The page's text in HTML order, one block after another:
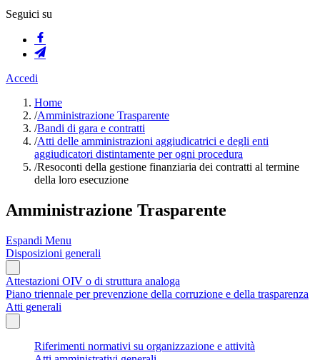
Seguici su
Accedi
Home
/Amministrazione Trasparente
/Bandi di gara e contratti
/Atti delle amministrazioni aggiudicatrici e degli enti
aggiudicatori distintamente per ogni procedura
/Resoconti della gestione finanziaria dei contratti al termine
della loro esecuzione
Amministrazione Trasparente
Espandi Menu
Disposizioni generali
Attestazioni OIV o di struttura analoga
Piano triennale per prevenzione della corruzione e della trasparenza
Atti generali
Riferimenti normativi su organizzazione e attività